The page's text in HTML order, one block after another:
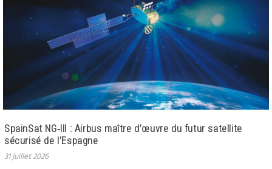
SpainSat NG‑III : Airbus maître d’œuvre du futur satellite
sécurisé de l’Espagne
31 juillet 2026